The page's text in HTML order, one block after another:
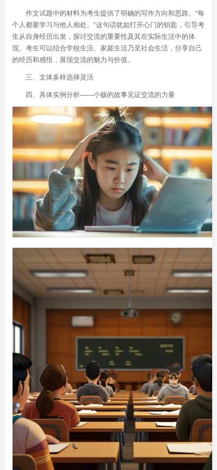
作文试题中的材料为考生提供了明确的写作方向和思路。“每
个人都要学习与他人相处。”这句话犹如打开心门的钥匙，引导考
生从自身经历出发，探讨交流的重要性及其在实际生活中的体
现。考生可以结合学校生活、家庭生活乃至社会生活，分享自己
的经历和感悟，展现交流的魅力与价值。
三、文体多样选择灵活
四、具体实例分析——小贩的故事见证交流的力量